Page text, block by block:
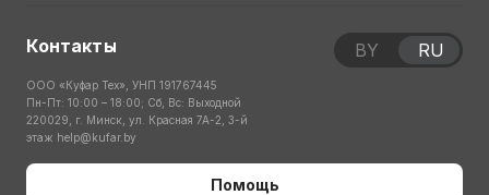
Контакты
ООО «Куфар Тех», УНП 191767445
Пн-Пт: 10:00 – 18:00; Сб, Вс: Выходной
220029, г. Минск, ул. Красная 7А-2, 3-й
этаж help@kufar.by
Помощь
BY RU